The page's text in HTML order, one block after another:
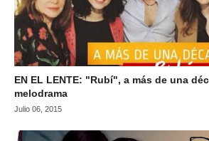
EN EL LENTE: "Rubí", a más de una
melodrama
Julio 06, 2015